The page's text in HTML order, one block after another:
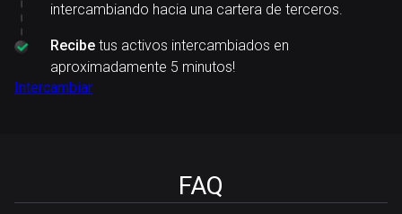
intercambiando hacia una cartera de terceros.
Recibe tus activos intercambiados en
aproximadamente 5 minutos!
Intercambiar
FAQ